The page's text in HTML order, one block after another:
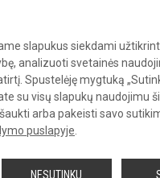
slapukus siekdami
analizuoti svetainės
Spustelėję mygtuką
su visų slapukų naudojimu
arba pakeisti savo
puslapyje
NESUTINKU
Naminukas. Visos teisės
administracijos sutikimo